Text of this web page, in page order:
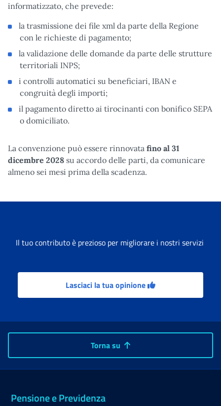
informatizzato, che prevede:
la trasmissione dei file xml da parte della Regione
con le richieste di pagamento;
la validazione delle domande da parte delle strutture
territoriali INPS;
i controlli automatici su beneficiari, IBAN e
congruità degli importi;
il pagamento diretto ai tirocinanti con bonifico SEPA
o domiciliato.
La convenzione può essere rinnovata fino al 31
dicembre 2028 su accordo delle parti, da comunicare
almeno sei mesi prima della scadenza.
Il tuo contributo è prezioso per migliorare i nostri servizi
Lasciaci la tua opinione
Torna su
Pensione e Previdenza